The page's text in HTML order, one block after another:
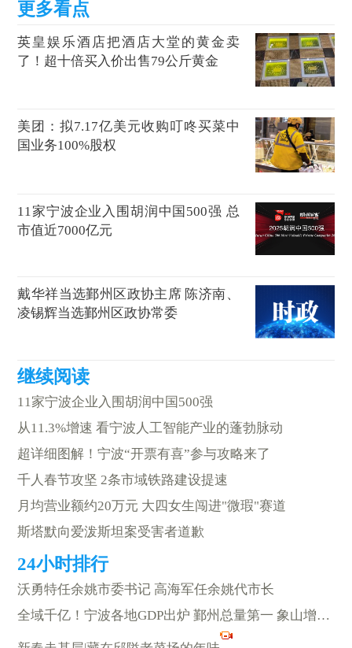
英皇娱乐酒店把酒店大堂的黄金卖
了！超十倍买入价出售79公斤黄金
美团：拟7.17亿美元收购叮咚买菜中
国业务100%股权
11家宁波企业入围胡润中国500强 总
市值近7000亿元
戴华祥当选鄞州区政协主席 陈济南、
凌锡辉当选鄞州区政协常委
11家宁波企业入围胡润中国500强
从11.3%增速 看宁波人工智能产业的蓬勃脉动
超详细图解！宁波“开票有喜”参与攻略来了
千人春节攻坚 2条市域铁路建设提速
月均营业额约20万元 大四女生闯进"微瑕"赛道
斯塔默向爱泼斯坦案受害者道歉
沃勇特任余姚市委书记 高海军任余姚代市长
全域千亿！宁波各地GDP出炉 鄞州总量第一 象山增速榜首